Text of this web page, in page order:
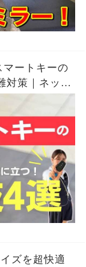
マートキーの
対策｜ネッツ
ズを超快適